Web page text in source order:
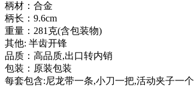
柄材：合金
柄长：9.6cm
重量：281克(含包装物)
其他: 半齿开锋
品质：高品质,出口转内销
包装：原装包装
每套包含:尼龙带一条,小刀一把,活动夹子一个